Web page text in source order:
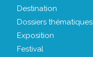
Destination
Dossiers thématiques
Exposition
Festival